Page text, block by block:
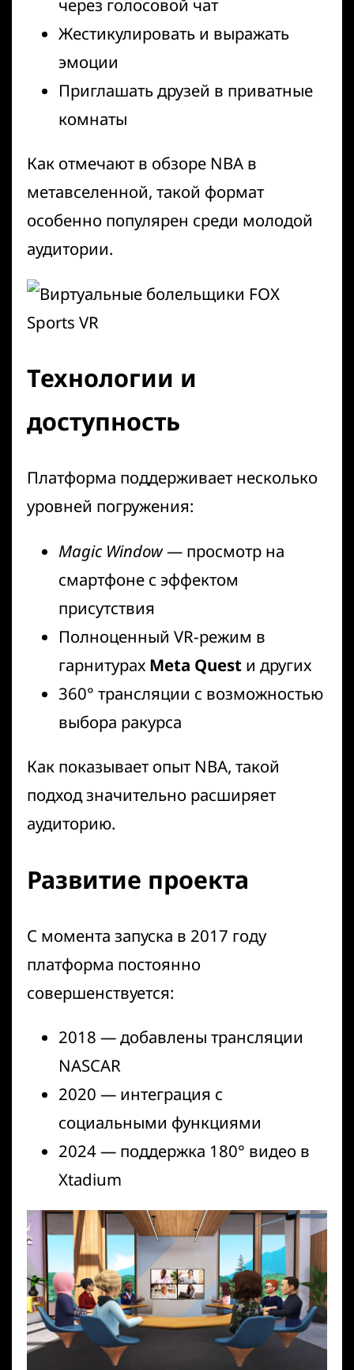
через голосовой чат
Жестикулировать и выражать
эмоции
Приглашать друзей в приватные
комнаты
Как отмечают в обзоре NBA в
метавселенной, такой формат
особенно популярен среди молодой
аудитории.
Технологии и
доступность
Платформа поддерживает несколько
уровней погружения:
Magic Window— просмотр на
смартфоне с эффектом
присутствия
Полноценный VR-режим в
гарнитурах Meta Quest и других
360° трансляции с возможностью
выбора ракурса
Как показываетопыт NBA, такой
подход значительно расширяет
аудиторию.
Развитие проекта
С момента запуска в 2017 году
платформа постоянно
совершенствуется:
2018 — добавлены трансляции
NASCAR
2020 — интеграция с
социальными функциями
2024 — поддержка 180° видео в
Xtadium